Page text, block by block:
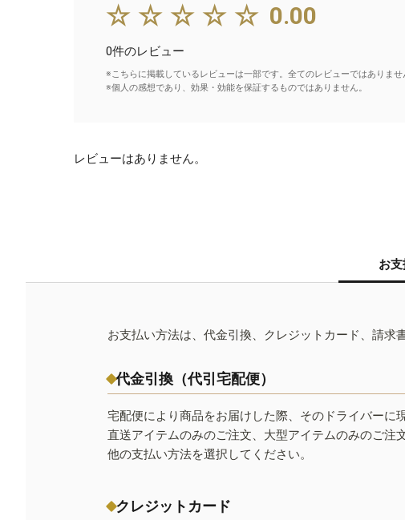
☆☆☆☆☆ 0.00
0件のレビュー
※こちらに掲載しているレビューは一部です。全てのレビューではありませ
※個人の感想であり、効果・効能を保証するものではありません。
レビューはありません。
お
お支払い方法は、代金引換、クレジットカード、請求
代金引換（代引宅配便）
宅配便により商品をお届けした際、そのドライバーに
直送アイテムのみのご注文、大型アイテムのみのご注
他の支払い方法を選択してください。
クレジットカード